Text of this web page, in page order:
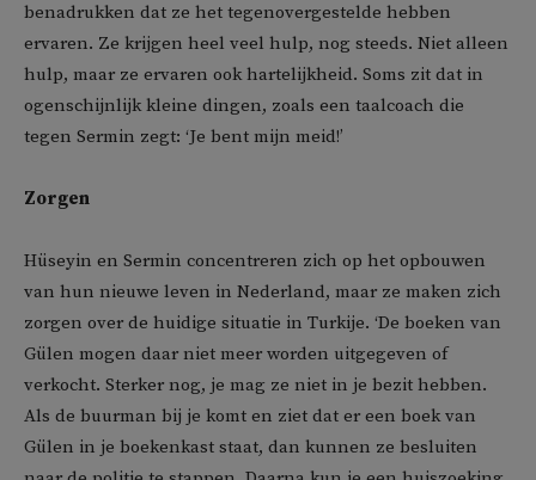
benadrukken dat ze het tegenovergestelde hebben
ervaren. Ze krijgen heel veel hulp, nog steeds. Niet alleen
hulp, maar ze ervaren ook hartelijkheid. Soms zit dat in
ogenschijnlijk kleine dingen, zoals een taalcoach die
tegen Sermin zegt: ‘Je bent mijn meid!’
Zorgen
Hüseyin en Sermin concentreren zich op het opbouwen
van hun nieuwe leven in Nederland, maar ze maken zich
zorgen over de huidige situatie in Turkije. ‘De boeken van
Gülen mogen daar niet meer worden uitgegeven of
verkocht. Sterker nog, je mag ze niet in je bezit hebben.
Als de buurman bij je komt en ziet dat er een boek van
Gülen in je boekenkast staat, dan kunnen ze besluiten